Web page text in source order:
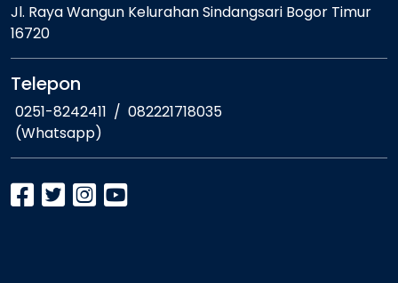
Jl. Raya Wangun Kelurahan Sindangsari Bogor Timur
16720
Telepon
0251-8242411 / 082221718035
(Whatsapp)